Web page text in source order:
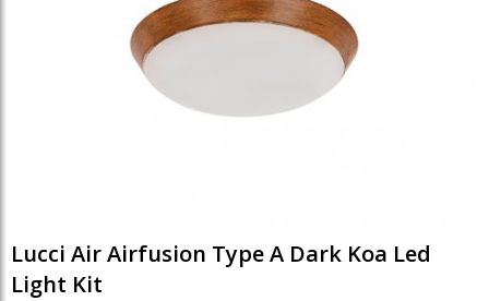
Lucci Air Airfusion Type A Dark Koa Led
Light Kit